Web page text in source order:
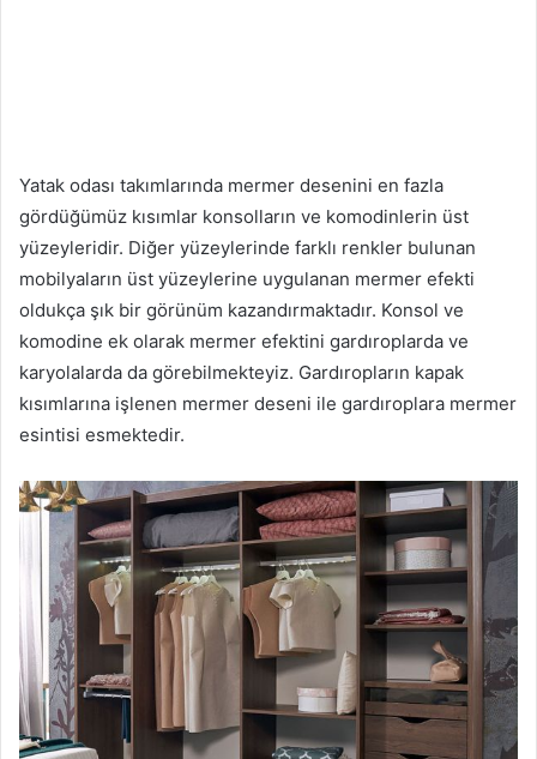
Yatak odası takımlarında mermer desenini en fazla
gördüğümüz kısımlar konsolların ve komodinlerin üst
yüzeyleridir. Diğer yüzeylerinde farklı renkler bulunan
mobilyaların üst yüzeylerine uygulanan mermer efekti
oldukça şık bir görünüm kazandırmaktadır. Konsol ve
komodine ek olarak mermer efektini gardıroplarda ve
karyolalarda da görebilmekteyiz. Gardıropların kapak
kısımlarına işlenen mermer deseni ile gardıroplara mermer
esintisi esmektedir.